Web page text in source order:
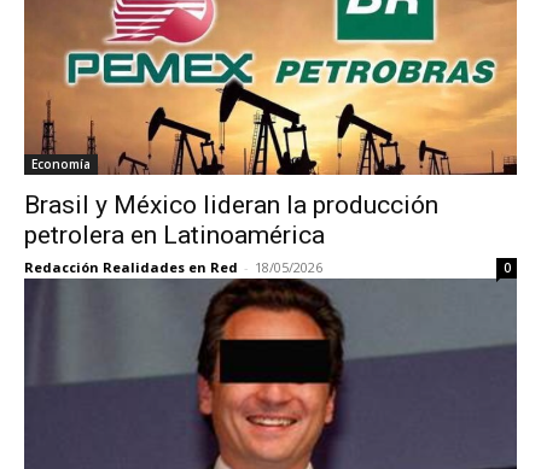
Economía
Brasil y México lideran la producción
petrolera en Latinoamérica
Redacción Realidades en Red - 18/05/2026 0